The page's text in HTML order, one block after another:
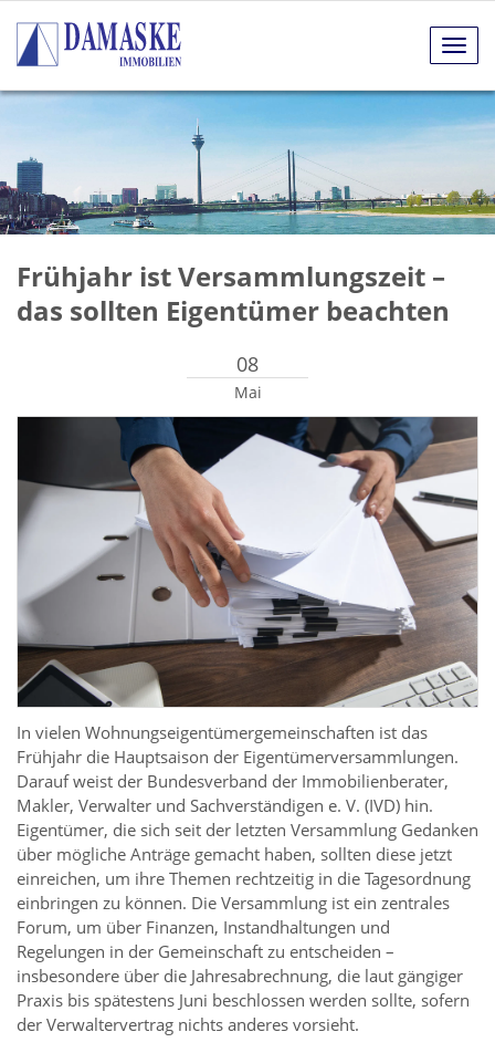
Frühjahr ist Versammlungszeit –
das sollten Eigentümer beachten
08
Mai
In vielen Wohnungseigentümergemeinschaften ist das
Frühjahr die Hauptsaison der Eigentümerversammlungen.
Darauf weist der Bundesverband der Immobilienberater,
Makler, Verwalter und Sachverständigen e. V. (IVD) hin.
Eigentümer, die sich seit der letzten Versammlung Gedanken
über mögliche Anträge gemacht haben, sollten diese jetzt
einreichen, um ihre Themen rechtzeitig in die Tagesordnung
einbringen zu können. Die Versammlung ist ein zentrales
Forum, um über Finanzen, Instandhaltungen und
Regelungen in der Gemeinschaft zu entscheiden –
insbesondere über die Jahresabrechnung, die laut gängiger
Praxis bis spätestens Juni beschlossen werden sollte, sofern
der Verwaltervertrag nichts anderes vorsieht.